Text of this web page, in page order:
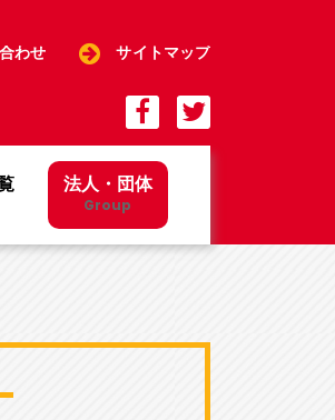
わせ サイトマップ
法人・団体
Group